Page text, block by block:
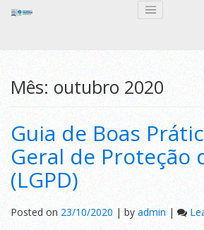
Mês:outubro 2020
Guia de Boas
Geral de Proteção
(LGPD)
Posted on 23/10/2020|by admin|